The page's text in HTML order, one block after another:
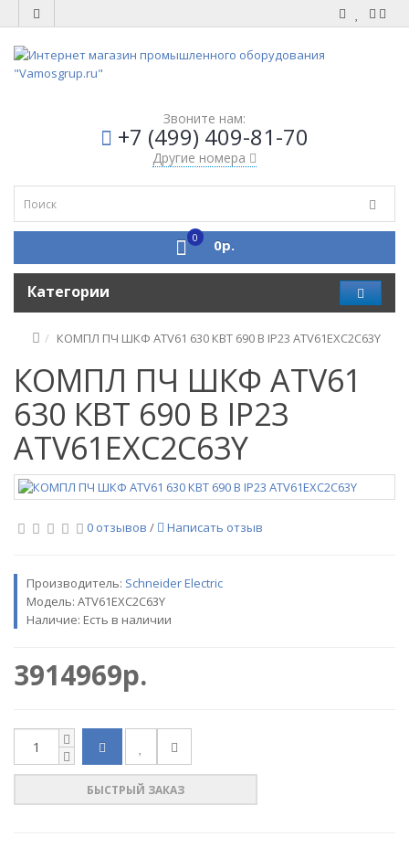
Звоните нам:
+7 (499) 409-81-70
Другие номера
0 0р.
Категории
КОМПЛ ПЧ ШКФ ATV61 630 КВТ 690 В IP23 ATV61EXC2C63Y
КОМПЛ ПЧ ШКФ ATV61
630 КВТ 690 В IP23
ATV61EXC2C63Y
0 отзывов / Написать отзыв
Производитель: Sсhneider Electric
Модель: ATV61EXC2C63Y
Наличие: Есть в наличии
3914969р.
БЫСТРЫЙ ЗАКАЗ